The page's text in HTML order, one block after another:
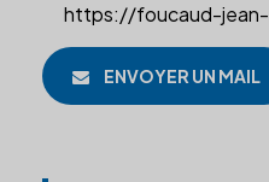
https://foucaud-
ENVOYER UN MAIL